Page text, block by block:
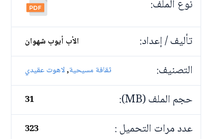
نوع الملف:
تأليف / إعداد:
الأب أيوب شهوان
التصنيف: ثقافة مسيحية,لاهوت عقيدي
حجم الملف (MB): 31
عدد مرات التحميل : 323